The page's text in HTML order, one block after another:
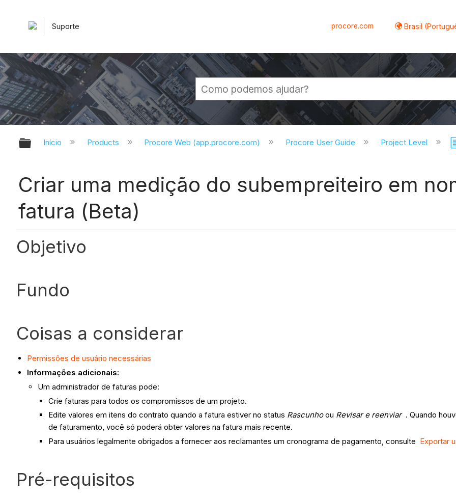
Suporte procore.com Brasil
Expandir/recolher hierarquia global
Início Products Procore Web (app.procore.com) Procore User Guide Project Level
Criar uma medição do subempreiteiro em
fatura (Beta)
Objetivo
Fundo
Coisas a considerar
Permissões de usuário necessárias
Informações adicionais:
Um administrador de faturas pode:
Crie faturas para todos os compromissos de um projeto.
Edite valores em itens do contrato quando a fatura estiver no status Rascunhoou Revisar e reenviar . Quando
de faturamento, você só poderá obter valores na fatura mais recente.
Para usuários legalmente obrigados a fornecer aos reclamantes um cronograma de pagamento, consulte Exportar
Pré-requisitos